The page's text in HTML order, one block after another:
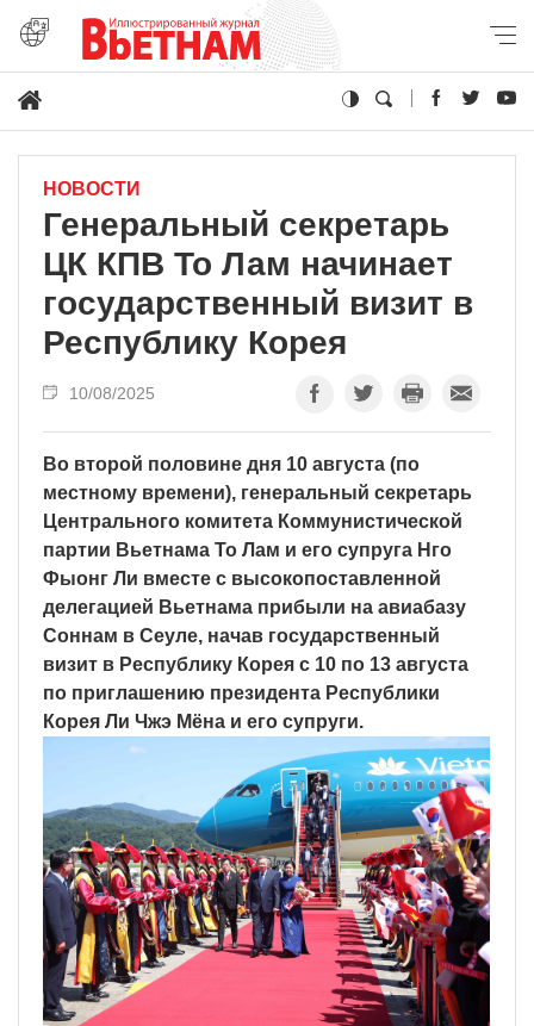
НОВОСТИ
Генеральный секретарь
ЦК КПВ То Лам начинает
государственный визит в
Республику Корея
10/08/2025
Во второй половине дня 10 августа (по
местному времени), генеральный секретарь
Центрального комитета Коммунистической
партии Вьетнама То Лам и его супруга Нго
Фыонг Ли вместе с высокопоставленной
делегацией Вьетнама прибыли на авиабазу
Соннам в Сеуле, начав государственный
визит в Республику Корея с 10 по 13 августа
по приглашению президента Республики
Корея Ли Чжэ Мёна и его супруги.